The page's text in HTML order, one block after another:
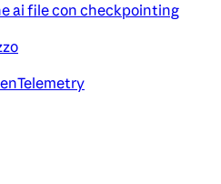
ai file con checkpointing